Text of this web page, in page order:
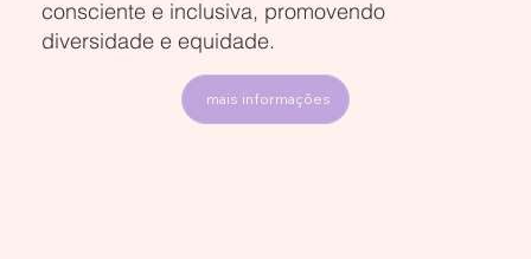
consciente e inclusiva, promovendo
diversidade e equidade.
mais informações